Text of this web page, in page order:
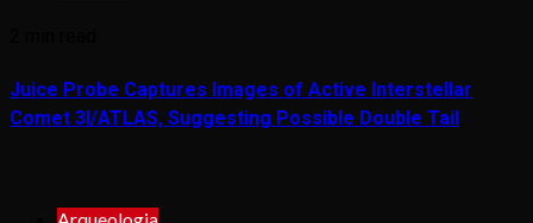
Juice Probe Captures Images of Active Interstellar
Comet 3I/ATLAS, Suggesting Possible Double Tail